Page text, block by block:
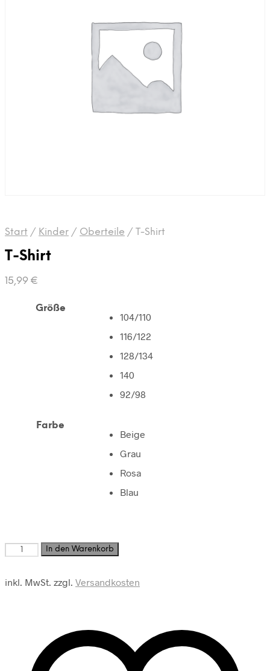
Start / Kinder / Oberteile / T-Shirt
T-Shirt
15,99 €
Größe
104/110
116/122
128/134
140
92/98
Farbe
Beige
Grau
Rosa
Blau
T-
Shirt
In den Warenkorb
inkl. MwSt. zzgl. Versandkosten